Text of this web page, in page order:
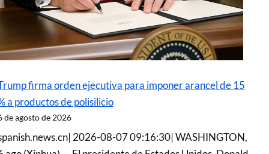
firma orden ejecutiva para imponer arancel de 15
a productos de polisilicio
de agosto de 2026
2026-08-07 09:16:30| WASHINGTON,